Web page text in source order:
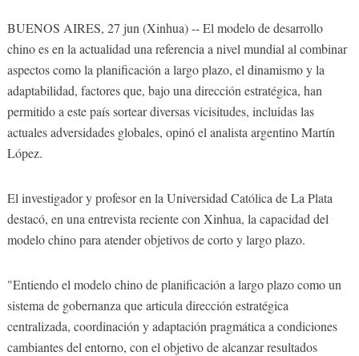
BUENOS AIRES, 27 jun (Xinhua) -- El modelo de desarrollo
chino es en la actualidad una referencia a nivel mundial al combinar
aspectos como la planificación a largo plazo, el dinamismo y la
adaptabilidad, factores que, bajo una dirección estratégica, han
permitido a este país sortear diversas vicisitudes, incluidas las
actuales adversidades globales, opinó el analista argentino Martín
López.
El investigador y profesor en la Universidad Católica de La Plata
destacó, en una entrevista reciente con Xinhua, la capacidad del
modelo chino para atender objetivos de corto y largo plazo.
"Entiendo el modelo chino de planificación a largo plazo como un
sistema de gobernanza que articula dirección estratégica
centralizada, coordinación y adaptación pragmática a condiciones
cambiantes del entorno, con el objetivo de alcanzar resultados